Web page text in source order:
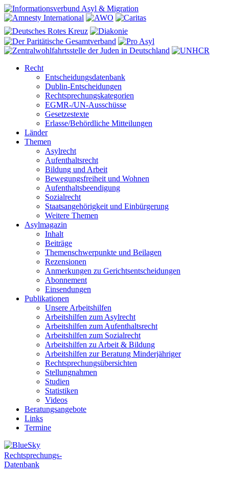
Recht
Entscheidungsdatenbank
Dublin-Entscheidungen
Rechtsprechungskategorien
EGMR-/UN-Ausschüsse
Gesetzestexte
Erlasse/Behördliche Mitteilungen
Länder
Themen
Asylrecht
Aufenthaltsrecht
Bildung und Arbeit
Bewegungsfreiheit und Wohnen
Aufenthaltsbeendigung
Sozialrecht
Staatsangehörigkeit und Einbürgerung
Weitere Themen
Asylmagazin
Inhalt
Beiträge
Themenschwerpunkte und Beilagen
Rezensionen
Anmerkungen zu Gerichtsentscheidungen
Abonnement
Einsendungen
Publikationen
Unsere Arbeitshilfen
Arbeitshilfen zum Asylrecht
Arbeitshilfen zum Aufenthaltsrecht
Arbeitshilfen zum Sozialrecht
Arbeitshilfen zu Arbeit & Bildung
Arbeitshilfen zur Beratung Minderjähriger
Rechtsprechungsübersichten
Stellungnahmen
Studien
Statistiken
Videos
Beratungsangebote
Links
Termine
Rechtsprechungs-
Datenbank